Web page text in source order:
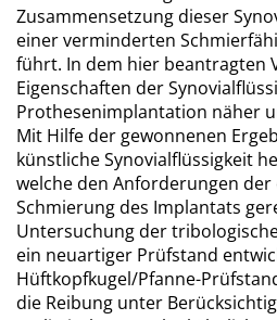
Zusammensetzung dieser
einer verminderten
führt. In dem hier beantragten
Eigenschaften der
Prothesenimplantation näher
Mit Hilfe der gewonnenen
künstliche Synovialflüssigkeit
welche den Anforderungen
Schmierung des Implantats
Untersuchung der
ein neuartiger Prüfstand
Hüftkopfkugel/Pfanne-
die Reibung unter